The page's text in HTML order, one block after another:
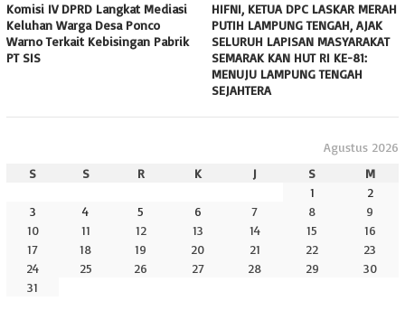
Komisi IV DPRD Langkat Mediasi
Keluhan Warga Desa Ponco
Warno Terkait Kebisingan Pabrik
PT SIS
HIFNI, KETUA DPC LASKAR MERAH
PUTIH LAMPUNG TENGAH, AJAK
SELURUH LAPISAN MASYARAKAT
SEMARAK KAN HUT RI KE-81:
MENUJU LAMPUNG TENGAH
SEJAHTERA
Agustus 2026
S
S R K J S
M
1
2
3
4 5 6 7 8
9
10
11 12 13 14 15
16
17
18 19 20 21 22
23
24
25 26 27 28 29
30
31